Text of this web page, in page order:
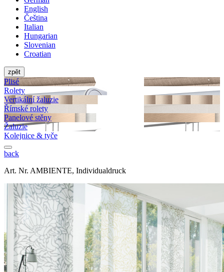
English
Čeština
Italian
Hungarian
Slovenian
Croatian
zpět
Plisé
Rolety
Vertikální žaluzie
Římské rolety
Panelové stěny
Žaluzie
Kolejnice & tyče
back
Art. Nr. AMBIENTE, Individualdruck